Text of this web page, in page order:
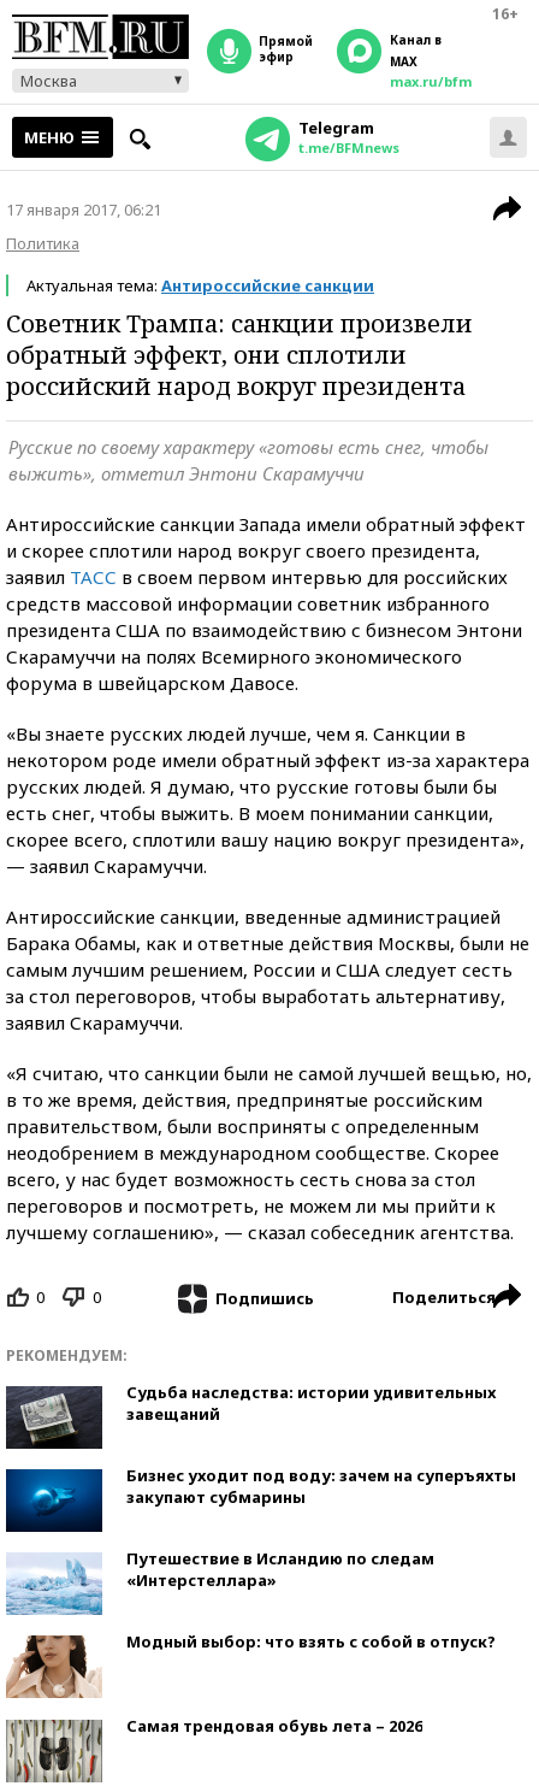
16+
Москва
прямой
эфир
Канал в
MAX
max.ru/bfm
МЕНЮ Telegram
t.me/BFMnews
17 января 2017, 06:21
Политика
Актуальная тема: Антироссийские санкции
Советник Трампа: санкции произвели
обратный эффект, они сплотили
российский народ вокруг президента
Русские по своему характеру «готовы есть снег, чтобы
выжить», отметил Энтони Скарамуччи
Антироссийские санкции Запада имели обратный эффект
и скорее сплотили народ вокруг своего президента,
заявил ТАСС в своем первом интервью для российских
средств массовой информации советник избранного
президента США по взаимодействию с бизнесом Энтони
Скарамуччи на полях Всемирного экономического
форума в швейцарском Давосе.
«Вы знаете русских людей лучше, чем я. Санкции в
некотором роде имели обратный эффект из-за характера
русских людей. Я думаю, что русские готовы были бы
есть снег, чтобы выжить. В моем понимании санкции,
скорее всего, сплотили вашу нацию вокруг президента»,
— заявил Скарамуччи.
Антироссийские санкции, введенные администрацией
Барака Обамы, как и ответные действия Москвы, были не
самым лучшим решением, России и США следует сесть
за стол переговоров, чтобы выработать альтернативу,
заявил Скарамуччи.
«Я считаю, что санкции были не самой лучшей вещью, но,
в то же время, действия, предпринятые российским
правительством, были восприняты с определенным
неодобрением в международном сообществе. Скорее
всего, у нас будет возможность сесть снова за стол
переговоров и посмотреть, не можем ли мы прийти к
лучшему соглашению», — сказал собеседник агентства.
0 0 Подпишись Поделиться
РЕКОМЕНДУЕМ:
Судьба наследства: истории удивительных
завещаний
Бизнес уходит под воду: зачем на суперъяхты
закупают субмарины
Путешествие в Исландию по следам
«Интерстеллара»
Модный выбор: что взять с собой в отпуск?
Самая трендовая обувь лета – 2026